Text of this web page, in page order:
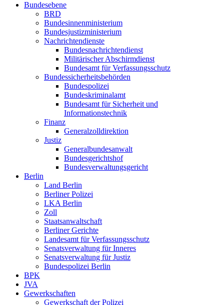
Bundesebene
BRD
Bundesinnenministerium
Bundesjustizministerium
Nachrichtendienste
Bundesnachrichtendienst
Militärischer Abschirmdienst
Bundesamt für Verfassungsschutz
Bundessicherheitsbehörden
Bundespolizei
Bundeskriminalamt
Bundesamt für Sicherheit und
Informationstechnik
Finanz
Generalzolldirektion
Justiz
Generalbundesanwalt
Bundesgerichtshof
Bundesverwaltungsgericht
Berlin
Land Berlin
Berliner Polizei
LKA Berlin
Zoll
Staatsanwaltschaft
Berliner Gerichte
Landesamt für Verfassungsschutz
Senatsverwaltung für Inneres
Senatsverwaltung für Justiz
Bundespolizei Berlin
BPK
JVA
Gewerkschaften
Gewerkschaft der Polizei